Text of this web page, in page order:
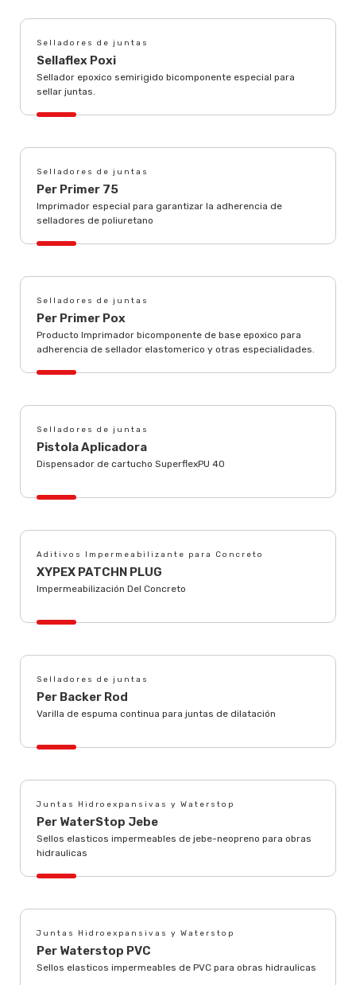
Selladores de juntas
Sellaflex Poxi
Sellador epoxico semirigido bicomponente especial para
sellar juntas.
Selladores de juntas
Per Primer 75
Imprimador especial para garantizar la adherencia de
selladores de poliuretano
Selladores de juntas
Per Primer Pox
Producto Imprimador bicomponente de base epoxico para
adherencia de sellador elastomerico y otras especialidades.
Selladores de juntas
Pistola Aplicadora
Dispensador de cartucho SuperflexPU 40
Aditivos Impermeabilizante para Concreto
XYPEX PATCHN PLUG
Impermeabilización Del Concreto
Selladores de juntas
Per Backer Rod
Varilla de espuma continua para juntas de dilatación
Juntas Hidroexpansivas y Waterstop
Per WaterStop Jebe
Sellos elasticos impermeables de jebe-neopreno para obras
hidraulicas
Juntas Hidroexpansivas y Waterstop
Per Waterstop PVC
Sellos elasticos impermeables de PVC para obras hidraulicas